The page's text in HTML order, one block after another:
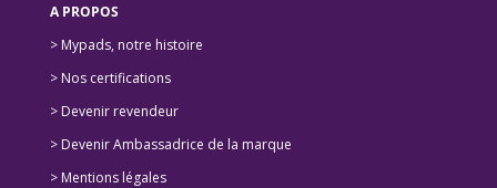
A PROPOS
> Mypads, notre histoire
> Nos certifications
> Devenir revendeur
> Devenir Ambassadrice de la marque
> Mentions légales